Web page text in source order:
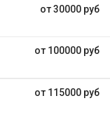
от 30000 руб
от 100000 руб
от 115000 руб